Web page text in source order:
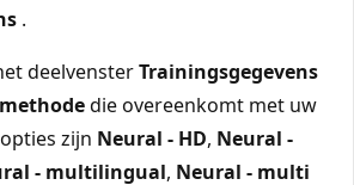
.
deelvensterTrainingsgegevens
die overeenkomt met uw
zijn Neural - HD, Neural -
- multilingual, Neural - multi